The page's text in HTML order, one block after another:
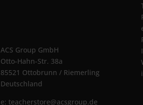
ACS Group GmbH
Otto-Hahn-Str. 38a
85521 Ottobrunn / Riemerling
Deutschland
e: teacherstore@acsgroup.de